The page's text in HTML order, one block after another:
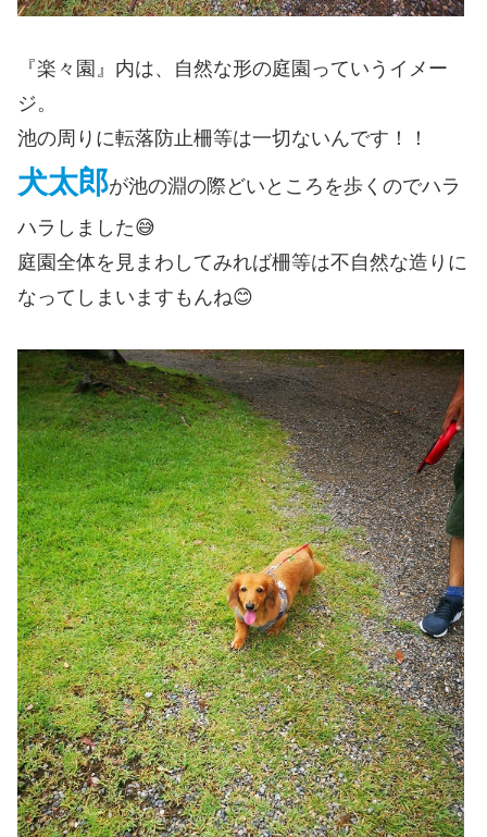
『楽々園』内は、自然な形の庭園っていうイメー
ジ。
池の周りに転落防止柵等は一切ないんです！！
犬太郎が池の淵の際どいところを歩くのでハラ
ハラしました😅
庭園全体を見まわしてみれば柵等は不自然な造りに
なってしまいますもんね😊